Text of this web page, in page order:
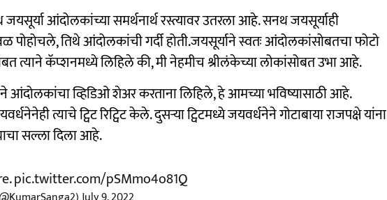
आंदोलकांच्या समर्थनार्थ रस्त्यावर उतरला आहे. सनथ जयसूर्याही
पोहोचले, तिथे आंदोलकांची गर्दी होती.जयसूर्याने स्वतः आंदोलकांसोबतचा फोटो
त्याने कॅप्शनमध्ये लिहिले की, मी नेहमीच श्रीलंकेच्या लोकांसोबत उभा आहे.
आंदोलकांचा व्हिडिओ शेअर करताना लिहिले, हे आमच्या भविष्यासाठी आहे.
त्याचे ट्विट रिट्विट केले. दुसर्‍या ट्विटमध्ये जयवर्धनेने गोटाबाया राजपक्षे यांना
सल्ला दिला आहे.
pic.twitter.com/pSMmo4o81Q